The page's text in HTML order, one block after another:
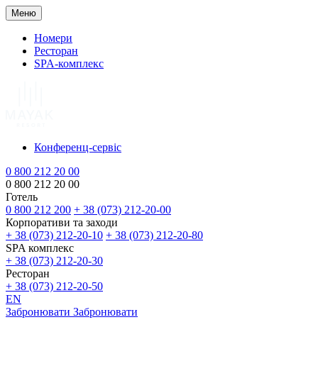
Меню
Номери
Ресторан
SPA-комплекс
Конференц-сервіс
0 800 212 20 00
0 800 212 20 00
Готель
0 800 212 200 + 38 (073) 212-20-00
Корпоративи та заходи
+ 38 (073) 212-20-10 + 38 (073) 212-20-80
SPA комплекс
+ 38 (073) 212-20-30
Ресторан
+ 38 (073) 212-20-50
EN
Забронювати Забронювати